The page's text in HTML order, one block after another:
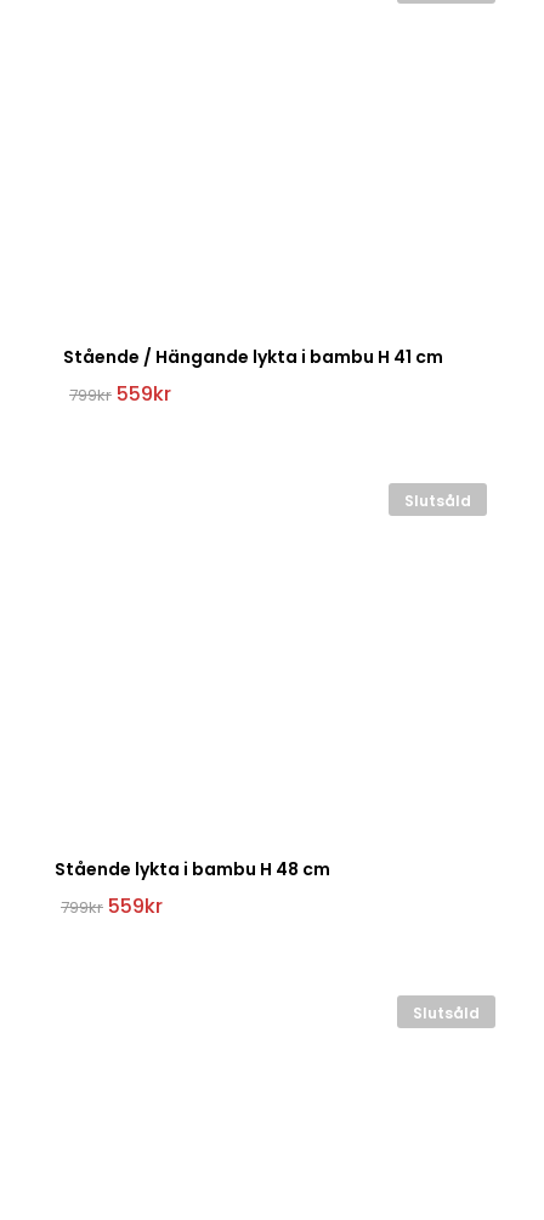
Stående / Hängande lykta i bambu H 41 cm
799kr Det
559krDet
Slutsåld
Stående lykta i bambu H 48 cm
799kr Det
559krDet
Slutsåld